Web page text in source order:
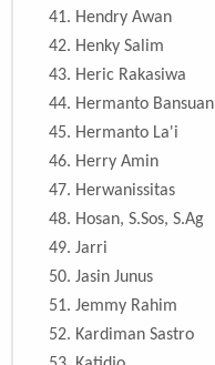
41. Hendry Awan
42. Henky Salim
43. Heric Rakasiwa
44. Hermanto Bansuan
45. Hermanto La'i
46. Herry Amin
47. Herwanissitas
48. Hosan, S.Sos, S.Ag
49. Jarri
50. Jasin Junus
51. Jemmy Rahim
52. Kardiman Sastro